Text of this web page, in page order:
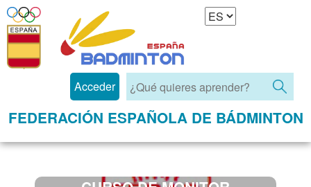
Acceder
FEDERACIÓN ESPAÑOLA DE BÁDMINTON